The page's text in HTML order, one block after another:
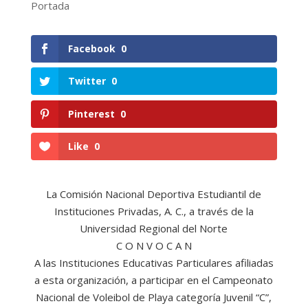
Portada
Facebook 0
Twitter 0
Pinterest 0
Like 0
La Comisión Nacional Deportiva Estudiantil de
Instituciones Privadas, A. C., a través de la
Universidad Regional del Norte
C O N V O C A N
A las Instituciones Educativas Particulares afiliadas
a esta organización, a participar en el Campeonato
Nacional de Voleibol de Playa categoría Juvenil “C”,